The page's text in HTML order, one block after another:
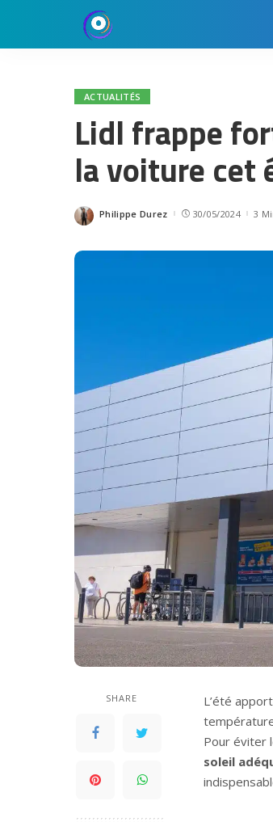
ACTUALITÉS
Lidl frappe
la voiture cet
Posted
Philippe Durez 30/05/2024 3
SHARE
L’été
Pour éviter
soleil